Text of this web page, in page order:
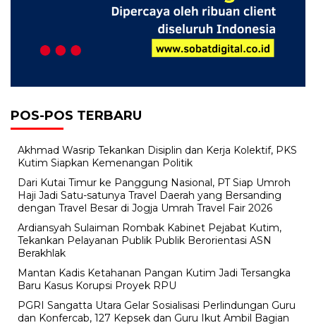
POS-POS TERBARU
Akhmad Wasrip Tekankan Disiplin dan Kerja Kolektif, PKS
Kutim Siapkan Kemenangan Politik
Dari Kutai Timur ke Panggung Nasional, PT Siap Umroh
Haji Jadi Satu-satunya Travel Daerah yang Bersanding
dengan Travel Besar di Jogja Umrah Travel Fair 2026
Ardiansyah Sulaiman Rombak Kabinet Pejabat Kutim,
Tekankan Pelayanan Publik Publik Berorientasi ASN
Berakhlak
Mantan Kadis Ketahanan Pangan Kutim Jadi Tersangka
Baru Kasus Korupsi Proyek RPU
PGRI Sangatta Utara Gelar Sosialisasi Perlindungan Guru
dan Konfercab, 127 Kepsek dan Guru Ikut Ambil Bagian